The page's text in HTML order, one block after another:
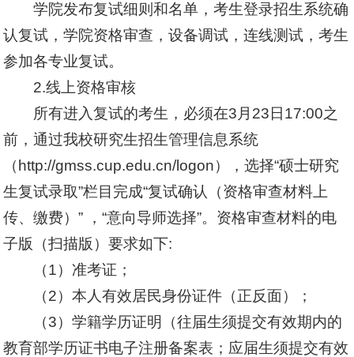
学院发布复试细则和名单，考生登录招生系统确
认复试，学院资格审查，设备调试，连线测试，考生
参加各专业复试。
2.线上资格审核
所有进入复试的考生，必须在3月23日17:00之
前，通过我校研究生招生管理信息系统
（http://gmss.cup.edu.cn/logon），选择“硕士研究
生复试录取”栏目完成“复试确认（资格审查材料上
传、缴费）” ，“意向导师选择”。资格审查材料的电
子版（扫描版）要求如下:
（1）准考证；
（2）本人有效居民身份证件（正反面）；
（3）学籍学历证明（往届生须提交有效期内的
教育部学历证书电子注册备案表；应届生须提交有效